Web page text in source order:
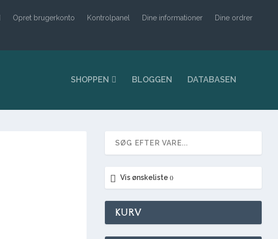
Opret brugerkonto Kontrolpanel Dine informationer Dine ordrer
SHOPPEN BLOGGEN DATABASEN
Vis ønskeliste
KURV